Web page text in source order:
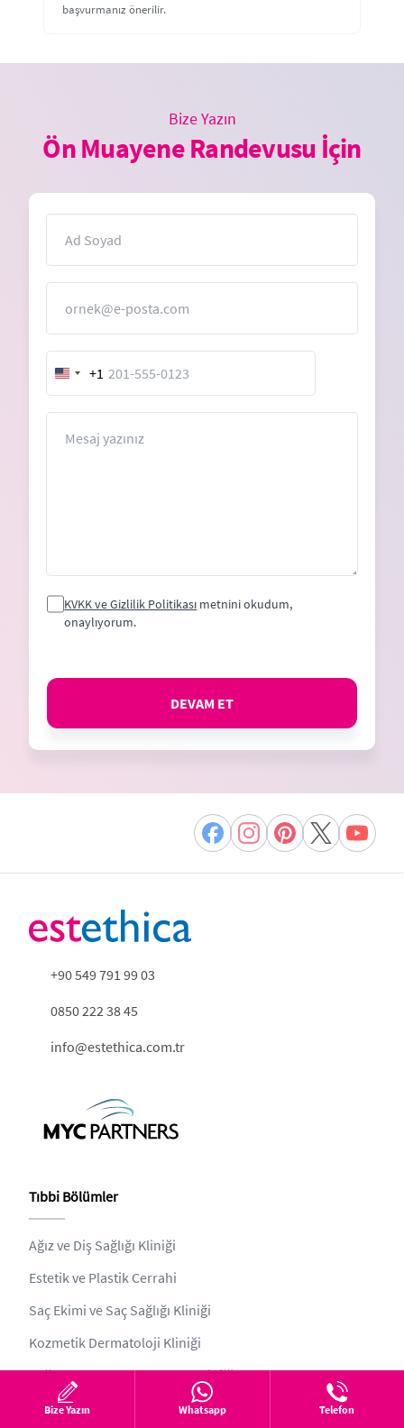
başvurmanız önerilir.
Bize Yazın
Ön Muayene Randevusu İçin
United
States
+1
KVKK ve Gizlilik Politikası metnini okudum,
onaylıyorum.
DEVAM ET
+90 549 791 99 03
0850 222 38 45
info@estethica.com.tr
Tıbbi Bölümler
Ağız ve Diş Sağlığı Kliniği
Estetik ve Plastik Cerrahi
Saç Ekimi ve Saç Sağlığı Kliniği
Kozmetik Dermatoloji Kliniği
Sağlıklı Yaşam ve Beslenme Kliniği
Zayıflama Kliniği
Bize Yazın Whatsapp Telefon